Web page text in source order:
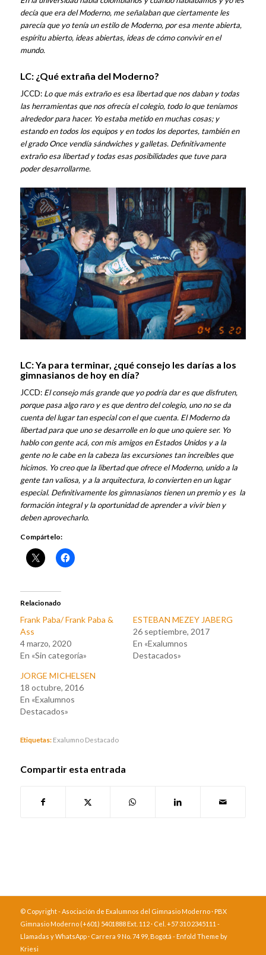
decía que era del Moderno, me señalaban que ciertamente les
parecía que yo tenía un estilo de Moderno, por esa mente abierta,
espíritu abierto, ideas abiertas, ideas de cómo convivir en el
mundo.
LC: ¿Qué extraña del Moderno?
JCCD: Lo que más extraño es esa libertad que nos daban y todas
las herramientas que nos ofrecía el colegio, todo lo que teníamos
alrededor para hacer. Yo estaba metido en muchas cosas; y
estando en todos los equipos y en todos los deportes, también en
el grado Once vendía sándwiches y galletas. Definitivamente
extraño esa libertad y todas esas posibilidades que tuve para
poder desarrollarme.
LC: Ya para terminar, ¿qué consejo les darías a los
gimnasianos de hoy en día?
JCCD: El consejo más grande que yo podría dar es que disfruten,
porque pasa algo raro y es que dentro del colegio, uno no se da
cuenta del lugar tan especial con el que cuenta. El Moderno da
libertad para que uno se desarrolle en lo que uno quiere ser. Yo
hablo con gente acá, con mis amigos en Estados Unidos y a la
gente no le cabe en la cabeza las excursiones tan increíbles que
hicimos. Yo creo que la libertad que ofrece el Moderno, unido a la
gente tan valiosa, y a la arquitectura, lo convierten en un lugar
especial. Definitivamente los gimnasianos tienen un premio y es la
formación integral y la oportunidad de aprender a vivir bien y
deben aprovecharlo.
Compártelo:
Relacionado
Frank Paba/ Frank Paba &
Ass
4 marzo, 2020
En «Sin categoría»
ESTEBAN MEZEY JABERG
26 septiembre, 2017
En «Exalumnos
Destacados»
JORGE MICHELSEN
18 octubre, 2016
En «Exalumnos
Destacados»
Etiquetas: Exalumno Destacado
Compartir esta entrada
© Copyright - Asociación de Exalumnos del Gimnasio Moderno · PBX
Gimnasio Moderno (+601) 5401888 Ext. 112 · Cel. +57 310 2345111 -
Llamadas y WhatsApp · Carrera 9 No. 74 99, Bogotá - Enfold Theme by
Kriesi